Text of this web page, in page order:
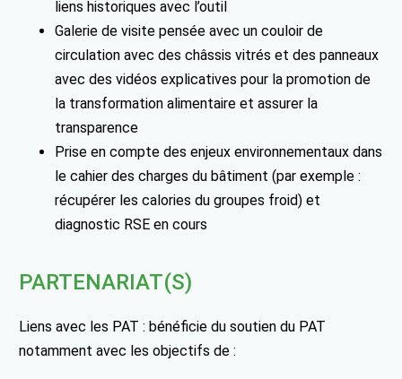
liens historiques avec l’outil
Galerie de visite pensée avec un couloir de
circulation avec des châssis vitrés et des panneaux
avec des vidéos explicatives pour la promotion de
la transformation alimentaire et assurer la
transparence
Prise en compte des enjeux environnementaux dans
le cahier des charges du bâtiment (par exemple :
récupérer les calories du groupes froid) et
diagnostic RSE en cours
PARTENARIAT(S)
Liens avec les PAT : bénéficie du soutien du PAT
notamment avec les objectifs de :